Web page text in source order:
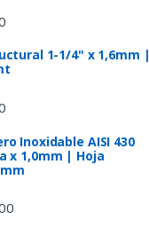
1-1/4" x 1,6mm |
Inoxidable AISI 430
x 1,0mm | Hoja